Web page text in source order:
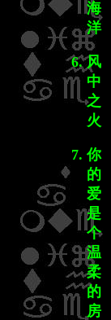
海
洋
风
中
之
火
你
的
爱
是
个
温
柔
的
房